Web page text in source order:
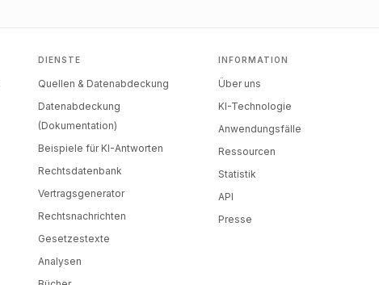
DIENSTE
Quellen & Datenabdeckung
Datenabdeckung
(Dokumentation)
Beispiele für KI-Antworten
Rechtsdatenbank
Vertragsgenerator
Rechtsnachrichten
Gesetzestexte
Analysen
INFORMATION
Über uns
KI-Technologie
Anwendungsfälle
Ressourcen
Statistik
API
Presse